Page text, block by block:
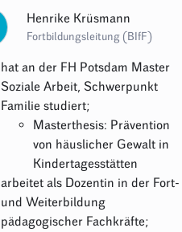
Henrike Krüsmann
Fortbildungsleitung (BIfF)
hat an der FH Potsdam Master
Soziale Arbeit, Schwerpunkt
Familie studiert;
Masterthesis: Prävention
von häuslicher Gewalt in
Kindertagesstätten
arbeitet als Dozentin in der Fort-
und Weiterbildung
pädagogischer Fachkräfte;